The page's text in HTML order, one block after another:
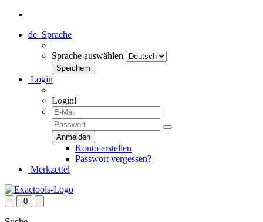
de Sprache
Sprache auswählen
Login
Login!
Konto erstellen
Passwort vergessen?
Merkzettel
0